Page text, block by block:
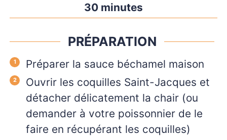
30minutes
minutes
PRÉPARATION
Préparer la sauce béchamel maison
Ouvrir les coquilles Saint-Jacques et
détacher délicatement la chair (ou
demander à votre poissonnier de le
faire en récupérant les coquilles)